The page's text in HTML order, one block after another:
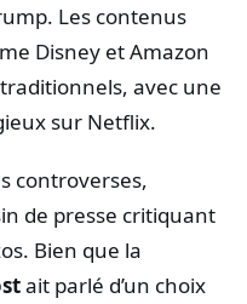
Les contenus
Disney et Amazon
avec une
sur Netflix.
controverses,
de presse critiquant
Bien que la
ait parlé d’un choix